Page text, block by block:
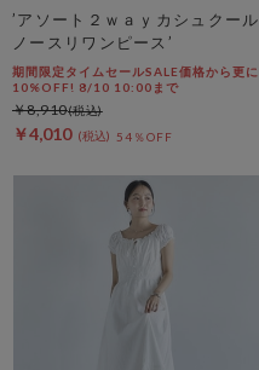
’アソート２ｗａｙカシュクール
ノースリワンピース’
期間限定タイムセールSALE価格から更に
10%OFF! 8/10 10:00まで
￥4,010 54％OFF
￥8,910